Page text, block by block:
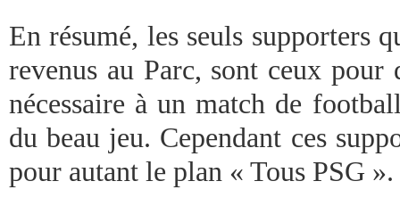
En résumé, les seuls supporters
revenus au Parc, sont ceux pour
nécessaire à un match de
du beau jeu. Cependant ces
pour autant le plan « Tous PSG ».